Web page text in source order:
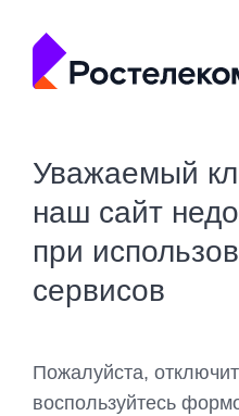
Уважаемый
наш сайт
при
сервисов
Пожалуйста,
воспользуйтесь